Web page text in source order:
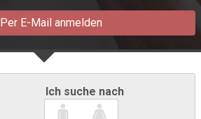
Per E-Mail anmelden
Ich suche nach